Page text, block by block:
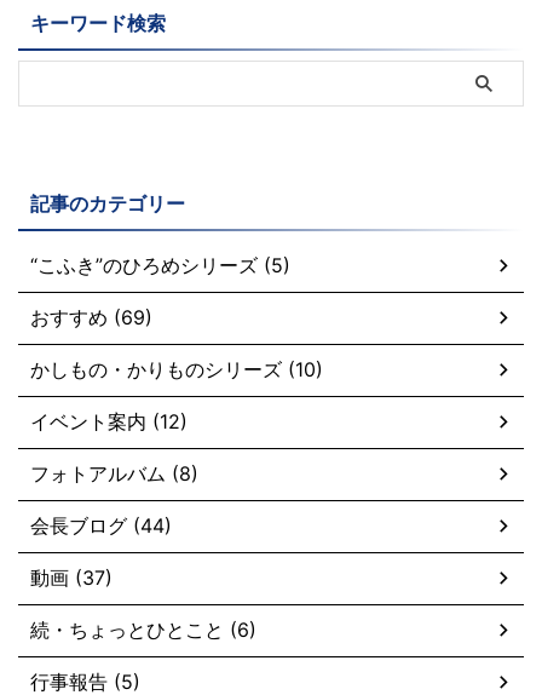
キーワード検索
記事のカテゴリー
“こふき”のひろめシリーズ (5)
おすすめ (69)
かしもの・かりものシリーズ (10)
イベント案内 (12)
フォトアルバム (8)
会長ブログ (44)
動画 (37)
続・ちょっとひとこと (6)
行事報告 (5)